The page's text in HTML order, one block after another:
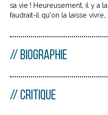
sa vie ! Heureusement, il y a
faudrait-il qu’on la laisse vivre,
BIOGRAPHIE
CRITIQUE